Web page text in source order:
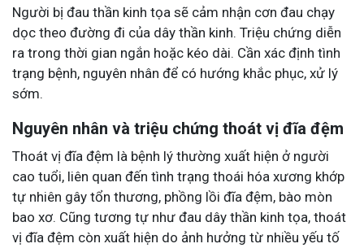
Người bị đau thần kinh tọa sẽ cảm nhận cơn đau chạy
dọc theo đường đi của dây thần kinh. Triệu chứng diễn
ra trong thời gian ngắn hoặc kéo dài. Cần xác định tình
trạng bệnh, nguyên nhân để có hướng khắc phục, xử lý
sớm.
Nguyên nhân và triệu chứng thoát vị đĩa đệm
Thoát vị đĩa đệm là bệnh lý thường xuất hiện ở người
cao tuổi, liên quan đến tình trạng thoái hóa xương khớp
tự nhiên gây tổn thương, phồng lồi đĩa đệm, bào mòn
bao xơ. Cũng tương tự như đau dây thần kinh tọa, thoát
vị đĩa đệm còn xuất hiện do ảnh hưởng từ nhiều yếu tố